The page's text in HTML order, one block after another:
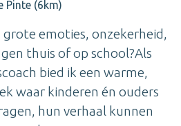
Pinte (6km)
emoties, onzekerheid,
thuis of op school?Als
bied ik een warme,
waar kinderen én ouders
hun verhaal kunnen